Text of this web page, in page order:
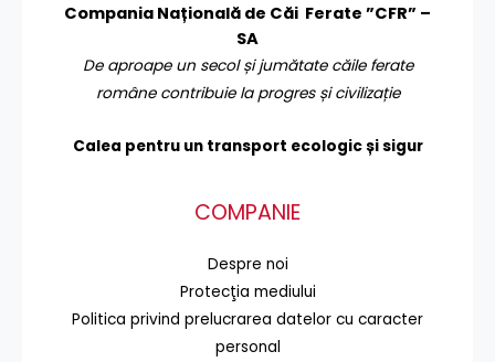
Compania Națională de Căi Ferate ”CFR” –
SA
De aproape un secol și jumătate căile ferate
române contribuie la progres și civilizație
Calea pentru un transport ecologic și sigur
COMPANIE
Despre noi
Protecţia mediului
Politica privind prelucrarea datelor cu caracter
personal